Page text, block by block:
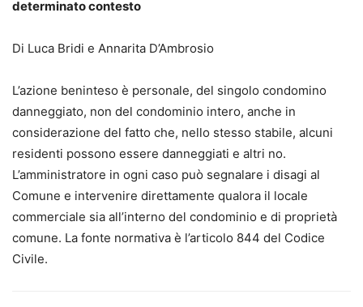
determinato contesto
Di Luca Bridi e Annarita D’Ambrosio
L’azione beninteso è personale, del singolo condomino
danneggiato, non del condominio intero, anche in
considerazione del fatto che, nello stesso stabile, alcuni
residenti possono essere danneggiati e altri no.
L’amministratore in ogni caso può segnalare i disagi al
Comune e intervenire direttamente qualora il locale
commerciale sia all’interno del condominio e di proprietà
comune. La fonte normativa è l’articolo 844 del Codice
Civile.